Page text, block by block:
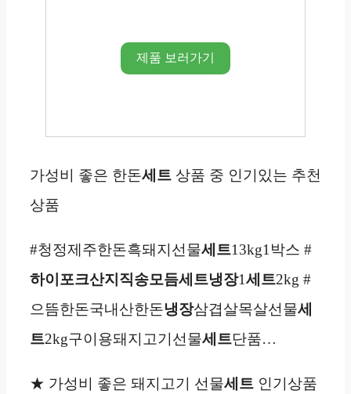
제품 보러가기
가성비 좋은 한돈세트 상품 중 인기있는 추천
상품
#청정제주한돈흑돼지선물세트13kg1박스 #
하이포크산지직송모듬세트냉장1세트2kg #
으뜸한돈국내산한돈냉장삼겹살목살선물세
트2kg구이용돼지고기선물세트단품…
★ 가성비 좋은 돼지고기 선물세트 인기상품